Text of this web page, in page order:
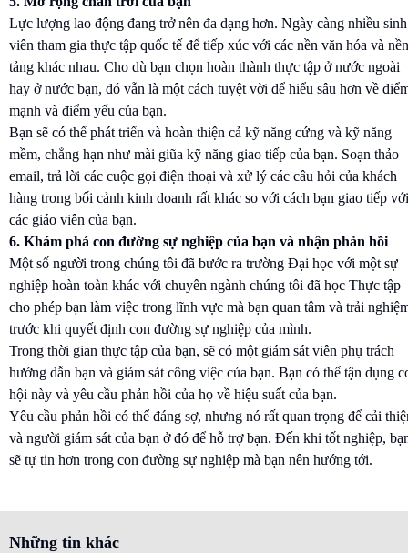
Lực lượng lao động đang trở nên đa dạng hơn. Ngày càng nhiều sinh
viên tham gia thực tập quốc tế để tiếp xúc với các nền văn hóa và nền
tảng khác nhau. Cho dù bạn chọn hoàn thành thực tập ở nước ngoài
hay ở nước bạn, đó vẫn là một cách tuyệt vời để hiểu sâu hơn về
mạnh và điểm yếu của bạn.
Bạn sẽ có thể phát triển và hoàn thiện cả kỹ năng cứng và kỹ năng
mềm, chẳng hạn như mài giũa kỹ năng giao tiếp của bạn. Soạn thảo
email, trả lời các cuộc gọi điện thoại và xử lý các câu hỏi của khách
hàng trong bối cảnh kinh doanh rất khác so với cách bạn giao tiếp với
các giáo viên của bạn.
6. Khám phá con đường sự nghiệp của bạn và nhận phản hồi
Một số người trong chúng tôi đã bước ra trường Đại học với một sự
nghiệp hoàn toàn khác với chuyên ngành chúng tôi đã học Thực tập
cho phép bạn làm việc trong lĩnh vực mà bạn quan tâm và trải
trước khi quyết định con đường sự nghiệp của mình.
Trong thời gian thực tập của bạn, sẽ có một giám sát viên phụ trách
hướng dẫn bạn và giám sát công việc của bạn. Bạn có thể tận dụng
hội này và yêu cầu phản hồi của họ về hiệu suất của bạn.
Yêu cầu phản hồi có thể đáng sợ, nhưng nó rất quan trọng để cải
và người giám sát của bạn ở đó để hỗ trợ bạn. Đến khi tốt nghiệp,
sẽ tự tin hơn trong con đường sự nghiệp mà bạn nên hướng tới.
Những tin khác